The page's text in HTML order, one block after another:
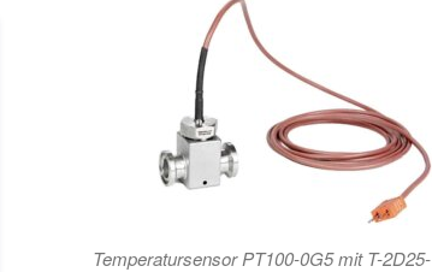
Temperatursensor PT100-0G5 mit T-2D25-